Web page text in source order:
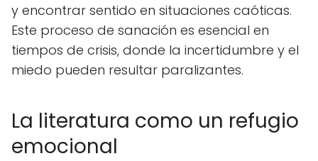
y encontrar sentido en situaciones caóticas.
Este proceso de sanación es esencial en
tiempos de crisis, donde la incertidumbre y el
miedo pueden resultar paralizantes.
La literatura como un refugio
emocional